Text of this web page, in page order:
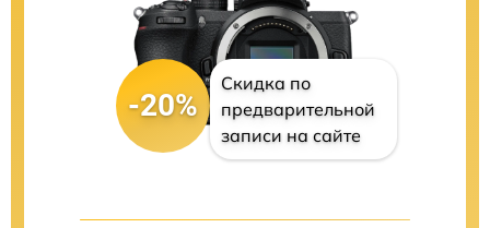
-20%
Скидка по
предварительной
записи на сайте